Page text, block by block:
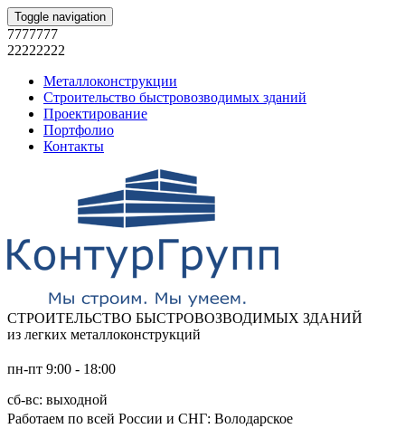
Toggle navigation
7777777
22222222
Металлоконструкции
Строительство быстровозводимых зданий
Проектирование
Портфолио
Контакты
СТРОИТЕЛЬСТВО БЫСТРОВОЗВОДИМЫХ ЗДАНИЙ
из легких металлоконструкций
пн-пт 9:00 - 18:00
сб-вс: выходной
Работаем по всей России и СНГ: Володарское